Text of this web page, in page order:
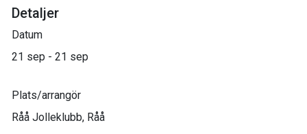
Detaljer
Datum
21 sep - 21 sep
Plats/arrangör
Råå Jolleklubb, Råå